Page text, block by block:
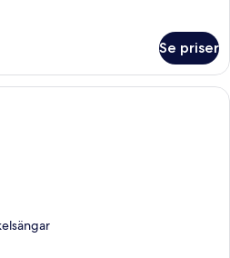
Se priser
Ett hotellrum med en säng, ett